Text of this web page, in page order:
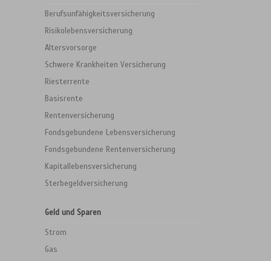
Berufs­unfähigkeitsversicherung
Risikolebensversicherung
Altersvorsorge
Schwere Krankheiten Versicherung
Riesterrente
Basisrente
Rentenversicherung
Fondsgebundene Lebensversicherung
Fondsgebundene Rentenversicherung
Kapitallebensversicherung
Sterbegeldversicherung
Geld und Sparen
Strom
Gas